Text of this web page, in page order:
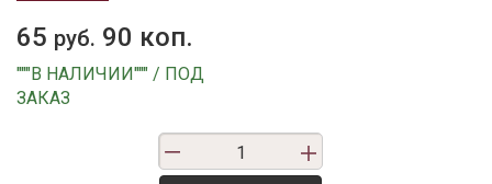
65 руб. 90 коп.
"""В НАЛИЧИИ""" / ПОД
ЗАКАЗ